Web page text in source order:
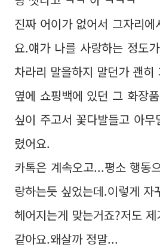
진짜 어이가 없어서 그자리
요.얘가 나를 사랑하는 정도
차라리 말을하지 말던가 괜히
옆에 쇼핑백에 있던 그 화장
싶이 주고서 꽃다발들고 아
렸어요.
카톡은 계속오고...평소 행동
랑하는듯 싶었는데.이렇게 자
헤어지는게 맞는거죠?저도
같아요.왜살까 정말...